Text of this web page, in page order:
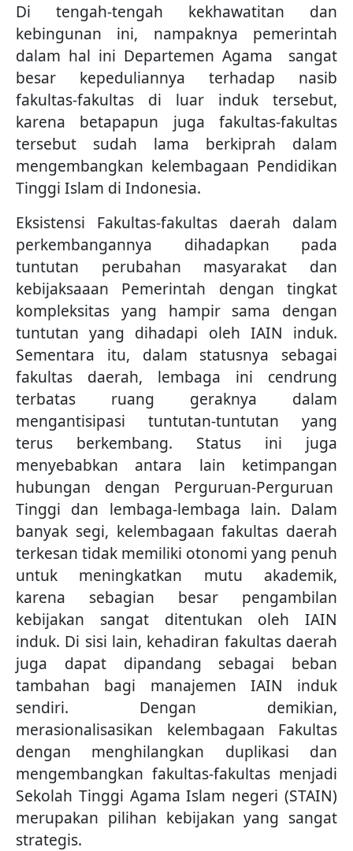
Di tengah-tengah kekhawatitan dan
kebingunan ini, nampaknya pemerintah
dalam hal ini Departemen Agama sangat
besar kepeduliannya terhadap nasib
fakultas-fakultas di luar induk tersebut,
karena betapapun juga fakultas-fakultas
tersebut sudah lama berkiprah dalam
mengembangkan kelembagaan Pendidikan
Tinggi Islam di Indonesia.
Eksistensi Fakultas-fakultas daerah dalam
perkembangannya dihadapkan pada
tuntutan perubahan masyarakat dan
kebijaksaaan Pemerintah dengan tingkat
kompleksitas yang hampir sama dengan
tuntutan yang dihadapi oleh IAIN induk.
Sementara itu, dalam statusnya sebagai
fakultas daerah, lembaga ini cendrung
terbatas ruang geraknya dalam
mengantisipasi tuntutan-tuntutan yang
terus berkembang. Status ini juga
menyebabkan antara lain ketimpangan
hubungan dengan Perguruan-Perguruan
Tinggi dan lembaga-lembaga lain. Dalam
banyak segi, kelembagaan fakultas daerah
terkesan tidak memiliki otonomi yang penuh
untuk meningkatkan mutu akademik,
karena sebagian besar pengambilan
kebijakan sangat ditentukan oleh IAIN
induk. Di sisi lain, kehadiran fakultas daerah
juga dapat dipandang sebagai beban
tambahan bagi manajemen IAIN induk
sendiri. Dengan demikian,
merasionalisasikan kelembagaan Fakultas
dengan menghilangkan duplikasi dan
mengembangkan fakultas-fakultas menjadi
Sekolah Tinggi Agama Islam negeri (STAIN)
merupakan pilihan kebijakan yang sangat
strategis.